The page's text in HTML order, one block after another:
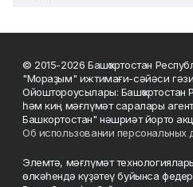
© 2015-2026 Башҡортостан
"Мораҙым" ижтимағи-сәйәси
Ойоштороусылары: Башҡортостан
һәм киң мәғлүмәт саралары
Башкортостан" нәшриәт йорто
Об использовании персональных
Элемтә, мәғлүмәт
өлкәһендә күҙәтеү буйынса